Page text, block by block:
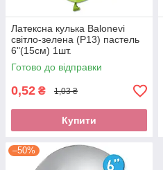
Латексна кулька Balonevi
світло-зелена (P13) пастель
6"(15см) 1шт.
Готово до відправки
0,52 ₴ 1,03 ₴
Купити
–50%